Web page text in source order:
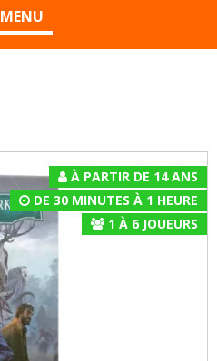
MENU
À PARTIR DE 14 ANS
DE 30 MINUTES À 1 HEURE
1 À 6JOUEURS